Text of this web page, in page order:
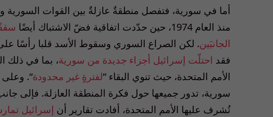
أما في سورية، فتفصل منطقةٌ عازلةٌ بين القوات السورية
منذ العام 1974، حين حدّدت اتفاقية فضّ الاشتباك أيضًا
الجانبَين. لكن الصراع السوري وسقوط الأسد قلبا رأسًا
فقد احتلّت إسرائيل أجزاء جديدة من سورية، بما في ذلك
الأمم المتحدة، حيث تنوي البقاء “لفترةٍ غير محدودة“. وعلى
سورية، تدور جميعها حول فكرة المنطقة العازلة. فإلى
تُشرف عليها الأمم المتحدة، أفادت تقارير أن إسرائيل